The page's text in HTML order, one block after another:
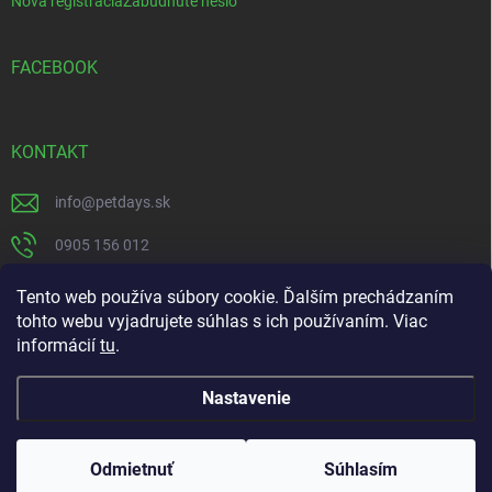
Tento web používa súbory cookie. Ďalším prechádzaním
tohto webu vyjadrujete súhlas s ich používaním. Viac
informácií tu.
Nastavenie
Odmietnuť Súhlasím
Kliešťová sezóna je tu – chráňte svojho miláčika včas.
FACEBOOK
KONTAKT
info@petdays.sk
0905 156 012
PetDays
Copyright 2026 . Všetky práva vyhradené.